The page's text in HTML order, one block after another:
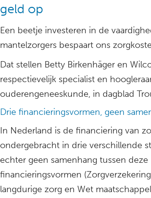
geld op
Een beetje investeren in de
mantelzorgers bespaart ons
Dat stellen Betty Birkenhäger en
respectievelijk specialist en
ouderengeneeskunde, in dagblad
Drie financieringsvormen, geen
In Nederland is de financiering van
ondergebracht in drie verschillende
echter geen samenhang tussen deze
financieringsvormen
langdurige zorg en Wet